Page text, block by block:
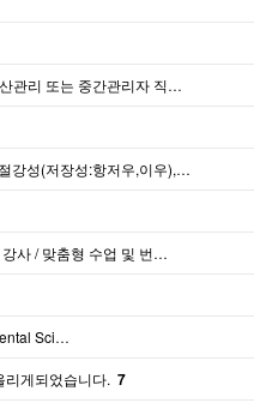
관리 또는 중간관리자 직…
강성(저장성:항저우,이우),…
사 / 맞춤형 수업 및 번…
Sci…
리게되었습니다. 7